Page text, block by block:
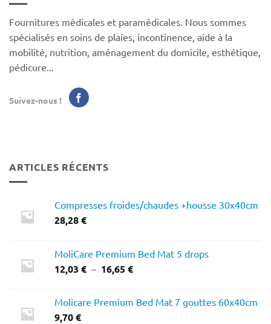
Fournitures médicales et paramédicales. Nous sommes
spécialisés en soins de plaies, incontinence, aide à la
mobilité, nutrition, aménagement du domicile, esthétique,
pédicure...
Suivez-nous !
ARTICLES RÉCENTS
Compresses froides/chaudes +housse 30x40cm
28,28€
MoliCare Premium Bed Mat 5 drops
12,03 € – 16,65€Plage
12,03 €
Molicare Premium Bed Mat 7 gouttes 60x40cm
9,70€